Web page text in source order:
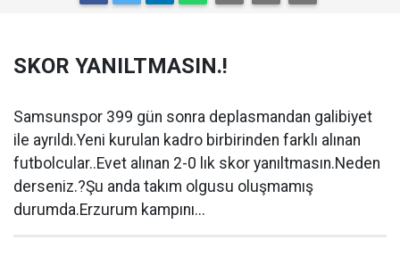
SKOR YANILTMASIN.!
Samsunspor 399 gün sonra deplasmandan galibiyet
ile ayrıldı.Yeni kurulan kadro birbirinden farklı alınan
futbolcular..Evet alınan 2-0 lık skor yanıltmasın.Neden
derseniz.?Şu anda takım olgusu oluşmamış
durumda.Erzurum kampını...